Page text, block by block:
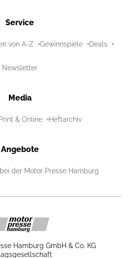
Service
von A-Z Gewinnspiele Deals
Newsletter
Media
& Online Heftarchiv
Angebote
der Motor Presse Hamburg
Hamburg GmbH & Co. KG